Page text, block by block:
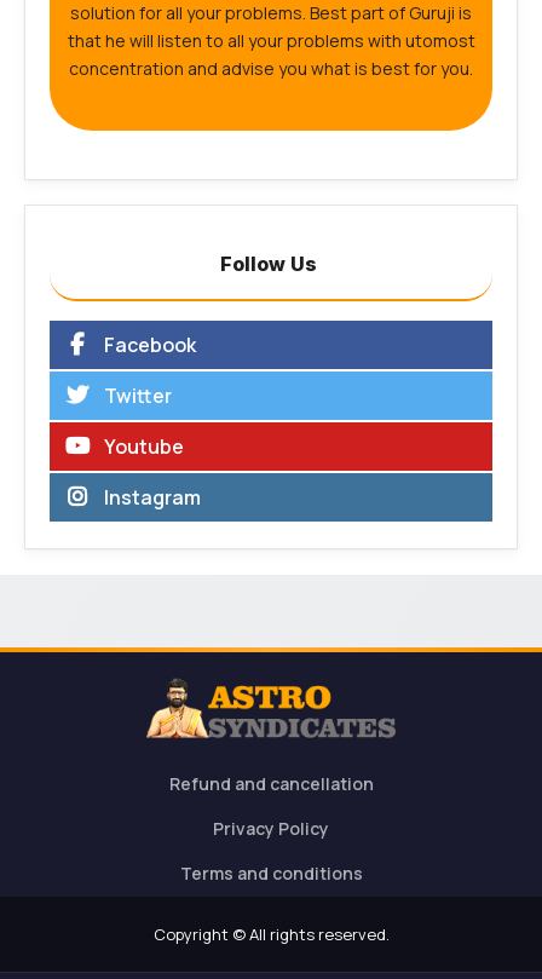
solution for all your problems. Best part of Guruji is
that he will listen to all your problems with utomost
concentration and advise you what is best for you.
Follow Us
Facebook
Twitter
Youtube
Instagram
Refund and cancellation
Privacy Policy
Terms and conditions
Copyright © All rights reserved.